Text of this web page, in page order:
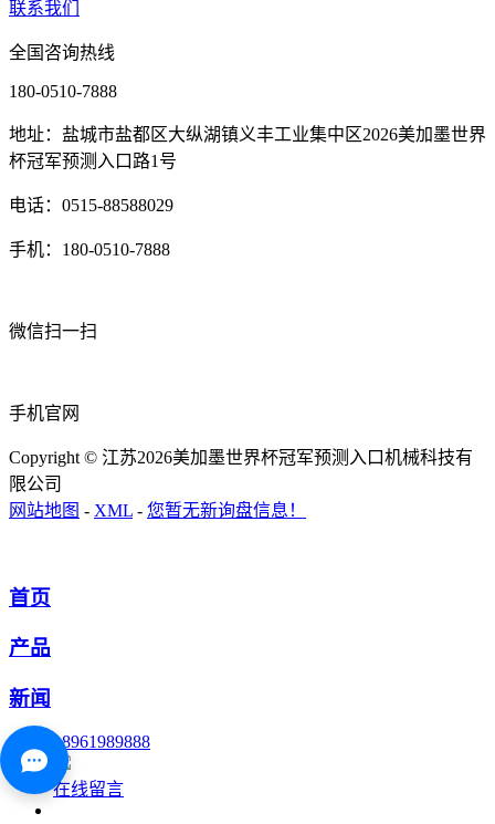
联系我们
全国咨询热线
180-0510-7888
地址：盐城市盐都区大纵湖镇义丰工业集中区2026美加墨世界
杯冠军预测入口路1号
电话：0515-88588029
手机：180-0510-7888
微信扫一扫
手机官网
Copyright © 江苏2026美加墨世界杯冠军预测入口机械科技有
限公司
网站地图 - XML - 您暂无新询盘信息！
首页
产品
新闻
18961989888
在线留言